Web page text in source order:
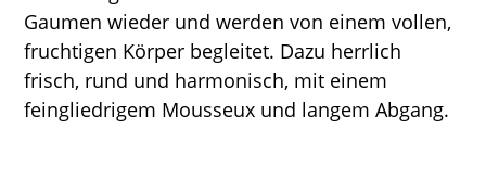
Gaumen wieder und werden von einem vollen,
fruchtigen Körper begleitet. Dazu herrlich
frisch, rund und harmonisch, mit einem
feingliedrigem Mousseux und langem Abgang.